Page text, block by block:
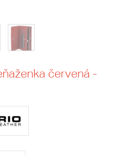
červená -